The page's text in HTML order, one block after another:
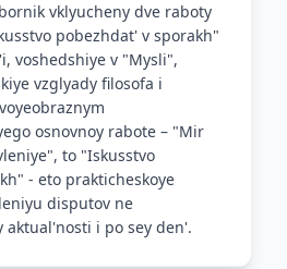
vklyucheny dve raboty
pobezhdat' v sporakh"
voshedshiye v "Mysli",
vzglyady filosofa i
osnovnoy rabote – "Mir
to "Iskusstvo
- eto prakticheskoye
disputov ne
aktual'nosti i po sey den'.